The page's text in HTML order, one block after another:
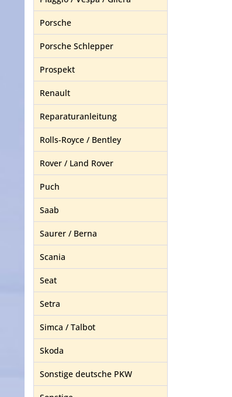
Porsche
Porsche Schlepper
Prospekt
Renault
Reparaturanleitung
Rolls-Royce / Bentley
Rover / Land Rover
Puch
Saab
Saurer / Berna
Scania
Seat
Setra
Simca / Talbot
Skoda
Sonstige deutsche PKW